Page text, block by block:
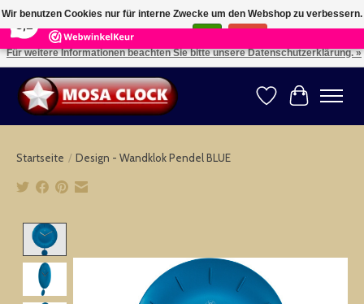
164 Reviews ×
Kies uw taal: NL -- Wählen Sie ihre Sprache: DE -- Choose your language: EN ⇓ ⇒
Wunschzettel
Ihr
Startseite / Design - Wandklok Pendel BLUE
Wir benutzen Cookies nur für interne Zwecke um den Webshop zu verbessern.
Ist das in Ordnung?
Für weitere Informationen beachten Sie bitte unsere Datenschutzerklärung. »